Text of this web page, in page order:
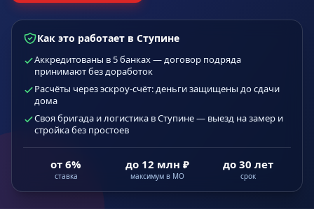
Как это работает в Ступине
Аккредитованы в 5 банках — договор подряда
принимают без доработок
Расчёты через эскроу-счёт: деньги защищены до сдачи
дома
Своя бригада и логистика в Ступине — выезд на замер и
стройка без простоев
от 6%
ставка
до 12 млн ₽
максимум в МО
до 30 лет
срок